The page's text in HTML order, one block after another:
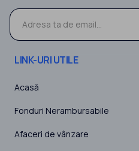
LINK-URI UTILE
Acasă
Fonduri Nerambursabile
Afaceri de vânzare